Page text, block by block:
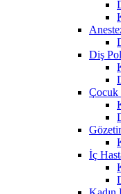
Diş
Çocuk
İç